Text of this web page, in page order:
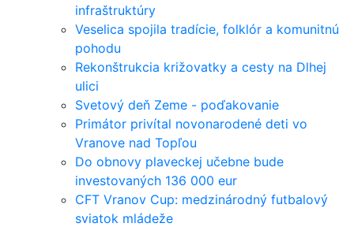
infraštruktúry
Veselica spojila tradície, folklór a komunitnú
pohodu
Rekonštrukcia križovatky a cesty na Dlhej
ulici
Svetový deň Zeme - poďakovanie
Primátor privítal novonarodené deti vo
Vranove nad Topľou
Do obnovy plaveckej učebne bude
investovaných 136 000 eur
CFT Vranov Cup: medzinárodný futbalový
sviatok mládeže